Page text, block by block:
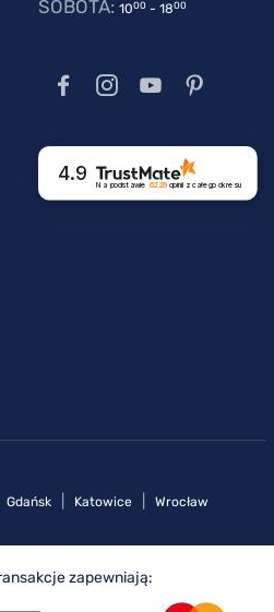
SOBOTA: 1000 - 1800
4.9
Na podstawie 6229opinii z całego okresu
Gdańsk Katowice Wrocław
zapewniają: